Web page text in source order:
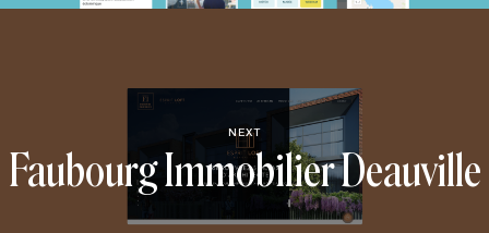
NEXT
Faubourg Immobilier Deauville